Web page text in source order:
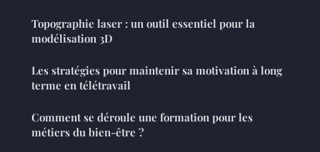
Topographie laser : un outil essentiel pour la
modélisation 3D
Les stratégies pour maintenir sa motivation à long
terme en télétravail
Comment se déroule une formation pour les
métiers du bien-être ?